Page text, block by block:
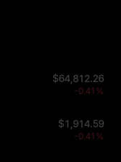
$64,812.26
-0.41%
$1,914.59
-0.41%